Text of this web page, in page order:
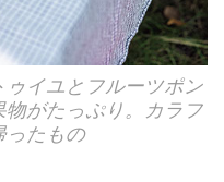
イユとフルーツポン
がたっぷり。カラフ
ったもの